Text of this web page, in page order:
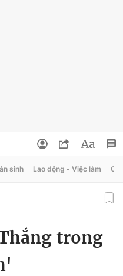
sinh Lao động - Việc làm
trong